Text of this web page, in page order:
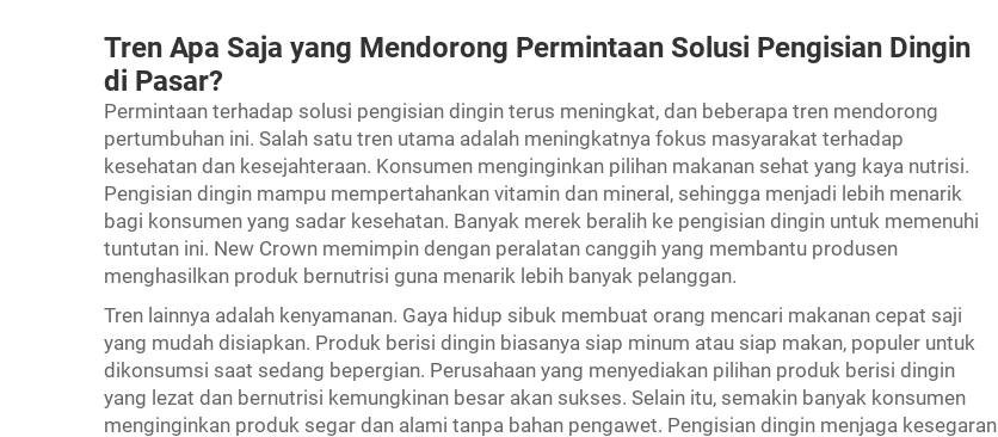
Tren Apa Saja yang Mendorong Permintaan Solusi Pengisian Dingin
di Pasar?
Permintaan terhadap solusi pengisian dingin terus meningkat, dan beberapa tren mendorong
pertumbuhan ini. Salah satu tren utama adalah meningkatnya fokus masyarakat terhadap
kesehatan dan kesejahteraan. Konsumen menginginkan pilihan makanan sehat yang kaya nutrisi.
Pengisian dingin mampu mempertahankan vitamin dan mineral, sehingga menjadi lebih menarik
bagi konsumen yang sadar kesehatan. Banyak merek beralih ke pengisian dingin untuk memenuhi
tuntutan ini. New Crown memimpin dengan peralatan canggih yang membantu produsen
menghasilkan produk bernutrisi guna menarik lebih banyak pelanggan.
Tren lainnya adalah kenyamanan. Gaya hidup sibuk membuat orang mencari makanan cepat saji
yang mudah disiapkan. Produk berisi dingin biasanya siap minum atau siap makan, populer untuk
dikonsumsi saat sedang bepergian. Perusahaan yang menyediakan pilihan produk berisi dingin
yang lezat dan bernutrisi kemungkinan besar akan sukses. Selain itu, semakin banyak konsumen
menginginkan produk segar dan alami tanpa bahan pengawet. Pengisian dingin menjaga kesegaran